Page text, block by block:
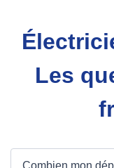
Les